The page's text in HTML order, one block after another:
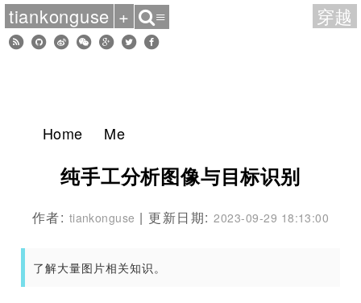
Home Me
纯手工分析图像与目标识别
作者: tiankonguse | 更新日期:2023-09-29 18:13:00
了解大量图片相关知识。
tiankonguse + ≡ 穿越